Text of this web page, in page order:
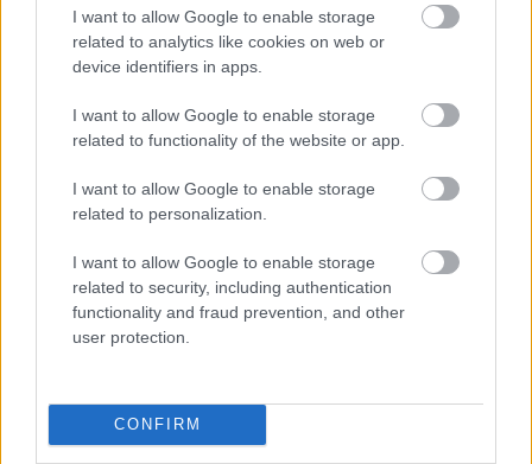
I want to allow Google to enable storage
related to analytics like cookies on web or
device identifiers in apps.
I want to allow Google to enable storage
related to functionality of the website or app.
I want to allow Google to enable storage
related to personalization.
I want to allow Google to enable storage
related to security, including authentication
functionality and fraud prevention, and other
user protection.
CONFIRM
a negatívja-e, amiben Jim Delost, illetve a stáblista
utáni jelenetben Williamet láttuk. Mindkettő börtön,
de az, amiben William került az az igazán
mennyország is ugyanolyan börtön lenne. Ez egy
érdekes filozófiai kérdés, amivel feltételezem soha